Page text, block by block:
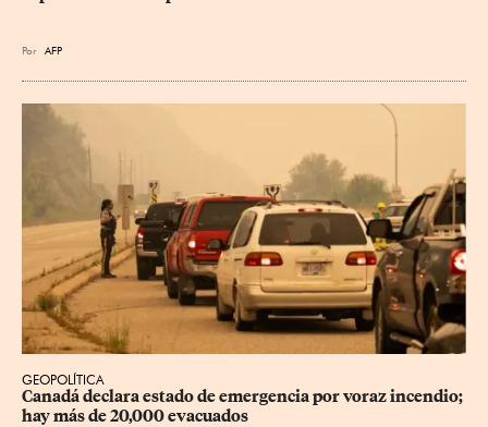
Por AFP
GEOPOLÍTICA
Canadá declara estado de emergencia por voraz incendio;
hay más de 20,000 evacuados